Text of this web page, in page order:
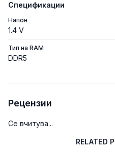
Спецификации
Напон
1.4 V
Тип на RAM
DDR5
Рецензии
Се вчитува...
RELATED